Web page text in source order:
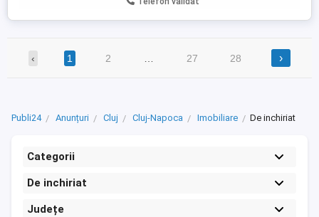
‹ 1 2 27 28 ›
Publi24 Anunțuri Cluj Cluj-Napoca Imobiliare De inchiriat
Categorii
De inchiriat
Județe